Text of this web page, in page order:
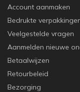
Account aanmaken
Bedrukte
Veelgestelde vragen
Aanmelden nieuwe
Betaalwijzen
Retourbeleid
Bezorging